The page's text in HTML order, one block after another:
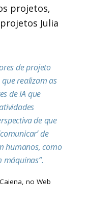
projetos,
Julia
de projeto
realizam as
de IA que
de que
de
humanos, como
máquinas”.
no Web